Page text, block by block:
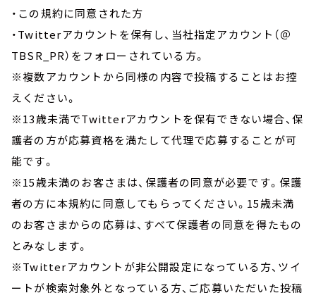
・この規約に同意された方
・Twitterアカウントを保有し、当社指定アカウント（＠
TBSR_PR）をフォローされている方。
※複数アカウントから同様の内容で投稿することはお控
えください。
※13歳未満でTwitterアカウントを保有できない場合、保
護者の方が応募資格を満たして代理で応募することが可
能です。
※15歳未満のお客さまは、保護者の同意が必要です。保護
者の方に本規約に同意してもらってください。15歳未満
のお客さまからの応募は、すべて保護者の同意を得たもの
とみなします。
※Twitterアカウントが非公開設定になっている方、ツイ
ートが検索対象外となっている方、ご応募いただいた投稿